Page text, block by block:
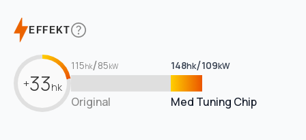
EFFEKT
+33hk
115hk/85kW 148hk/109kW
Original Med Tuning Chip